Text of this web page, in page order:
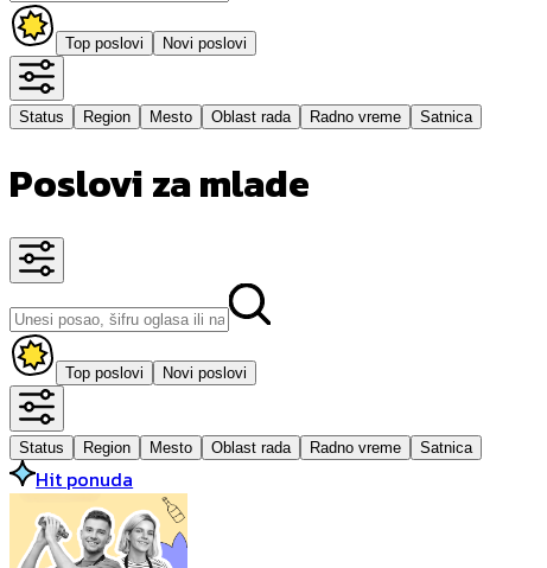
Top poslovi Novi poslovi
Status Region Mesto Oblast rada Radno vreme Satnica
Poslovi za mlade
Top poslovi Novi poslovi
Status Region Mesto Oblast rada Radno vreme Satnica
Hit ponuda